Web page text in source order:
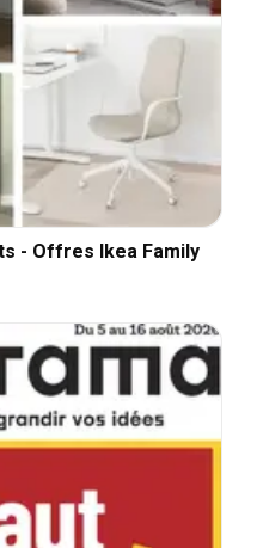
- Offres Ikea Family